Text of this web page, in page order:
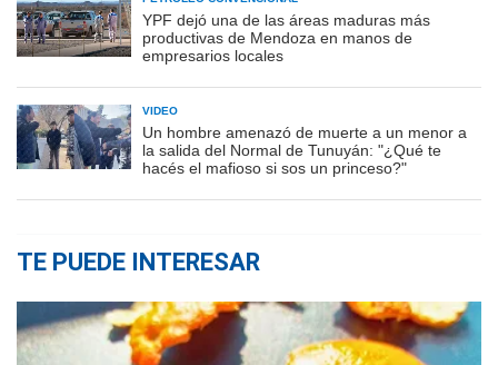
YPF dejó una de las áreas maduras más
productivas de Mendoza en manos de
empresarios locales
VIDEO
Un hombre amenazó de muerte a un menor a
la salida del Normal de Tunuyán: "¿Qué te
hacés el mafioso si sos un princeso?"
TE PUEDE INTERESAR